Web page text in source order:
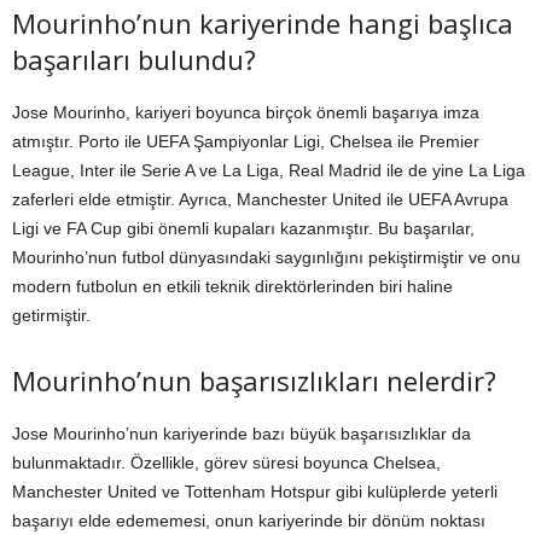
Mourinho’nun kariyerinde hangi başlıca
başarıları bulundu?
Jose Mourinho, kariyeri boyunca birçok önemli başarıya imza
atmıştır. Porto ile UEFA Şampiyonlar Ligi, Chelsea ile Premier
League, Inter ile Serie A ve La Liga, Real Madrid ile de yine La Liga
zaferleri elde etmiştir. Ayrıca, Manchester United ile UEFA Avrupa
Ligi ve FA Cup gibi önemli kupaları kazanmıştır. Bu başarılar,
Mourinho’nun futbol dünyasındaki saygınlığını pekiştirmiştir ve onu
modern futbolun en etkili teknik direktörlerinden biri haline
getirmiştir.
Mourinho’nun başarısızlıkları nelerdir?
Jose Mourinho’nun kariyerinde bazı büyük başarısızlıklar da
bulunmaktadır. Özellikle, görev süresi boyunca Chelsea,
Manchester United ve Tottenham Hotspur gibi kulüplerde yeterli
başarıyı elde edememesi, onun kariyerinde bir dönüm noktası